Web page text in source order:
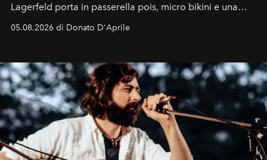
Lagerfeld porta in passerella pois, micro bikini e una
Kate, Claudia e Carla una dietro l'altra. Trent'anni dopo,
uno dei documenti più contemporanei che abbiamo.
05.08.2026 di Donato D'Aprile